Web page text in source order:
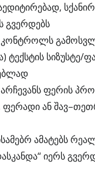
გვერდებს
ტექსტის სიზუსტე/
ფერის
ან
ამატებს
იერს